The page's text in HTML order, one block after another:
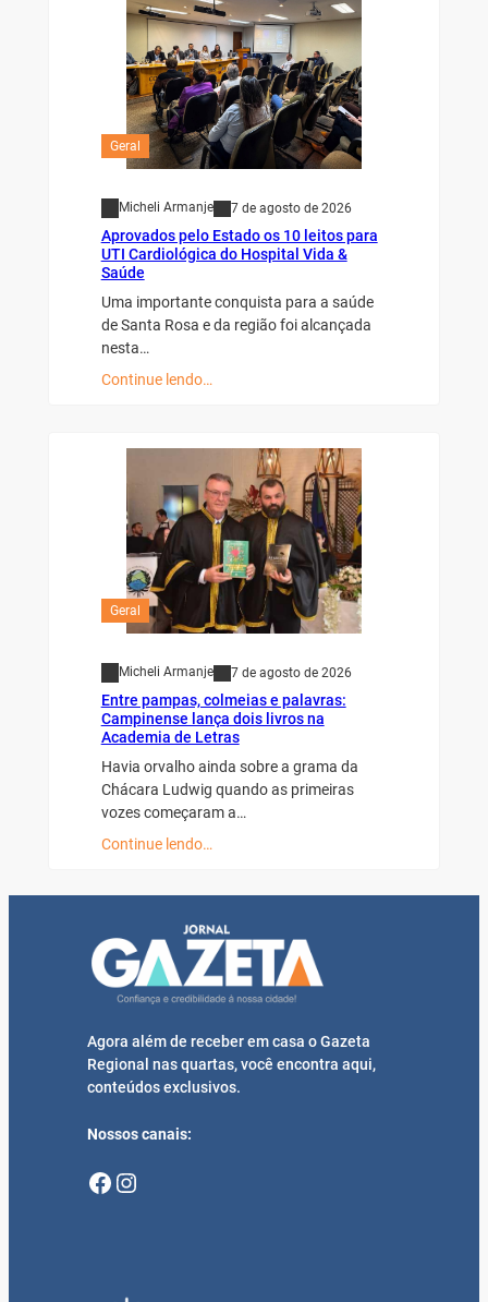
Geral
Micheli Armanje 7 de agosto de 2026
Aprovados pelo Estado os 10 leitos para
UTI Cardiológica do Hospital Vida &
Saúde
Uma importante conquista para a saúde
de Santa Rosa e da região foi alcançada
nesta…
Continue lendo…
Geral
Micheli Armanje 7 de agosto de 2026
Entre pampas, colmeias e palavras:
Campinense lança dois livros na
Academia de Letras
Havia orvalho ainda sobre a grama da
Chácara Ludwig quando as primeiras
vozes começaram a…
Continue lendo…
Agora além de receber em casa o Gazeta
Regional nas quartas, você encontra aqui,
conteúdos exclusivos.
Nossos canais:
Facebook Instagram